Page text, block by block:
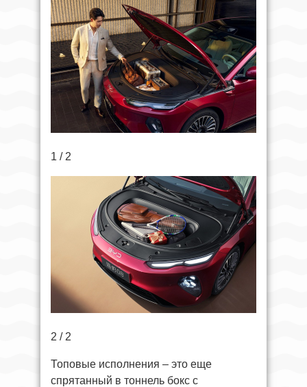
1 / 2
2 / 2
Топовые исполнения – это еще
спрятанный в тоннель бокс с